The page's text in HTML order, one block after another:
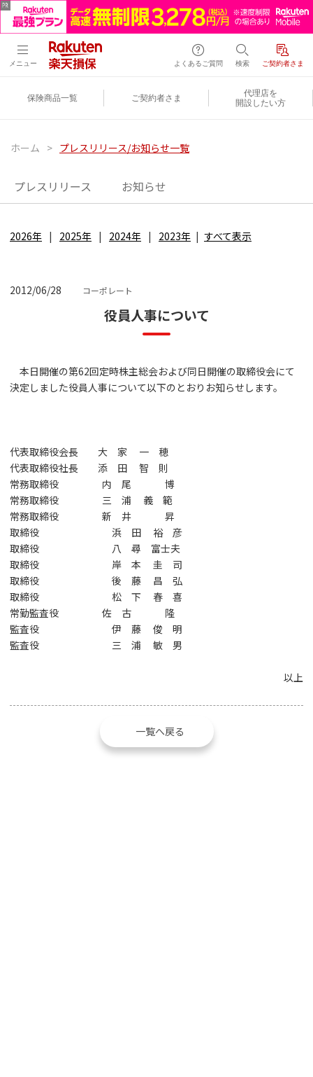
メニュー よくあるご質問 検索 ご契約者さま
保険商品一覧 ご契約者さま
代理店を
開設したい方
ホーム > プレスリリース/お知らせ一覧
プレスリリース お知らせ
2026年 2025年 2024年 2023年 すべて表示
2012/06/28 コーポレート
役員人事について
本日開催の第62回定時株主総会および同日開催の取締役会にて
決定しました役員人事について以下のとおりお知らせします。
代表取締役会長 大 家 一 穂
代表取締役社長 添 田 智 則
常務取締役 内 尾 博
常務取締役 三 浦 義 範
常務取締役 新 井 昇
取締役 浜 田 裕 彦
取締役 八 尋 富士夫
取締役 岸 本 圭 司
取締役 後 藤 昌 弘
取締役 松 下 春 喜
常勤監査役 佐 古 隆
監査役 伊 藤 俊 明
監査役 三 浦 敏 男
以上
一覧へ戻る